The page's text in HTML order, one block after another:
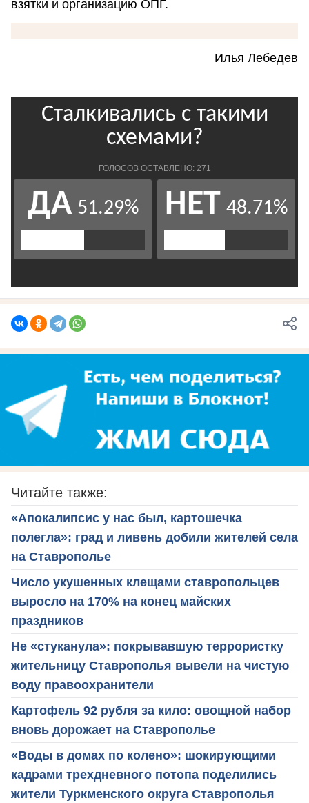
взятки и организацию ОПГ.
Илья Лебедев
Читайте также:
«Апокалипсис у нас был, картошечка
полегла»: град и ливень добили жителей села
на Ставрополье
Число укушенных клещами ставропольцев
выросло на 170% на конец майских
праздников
Не «стуканула»: покрывавшую террористку
жительницу Ставрополья вывели на чистую
воду правоохранители
Картофель 92 рубля за кило: овощной набор
вновь дорожает на Ставрополье
«Воды в домах по колено»: шокирующими
кадрами трехдневного потопа поделились
жители Туркменского округа Ставрополья